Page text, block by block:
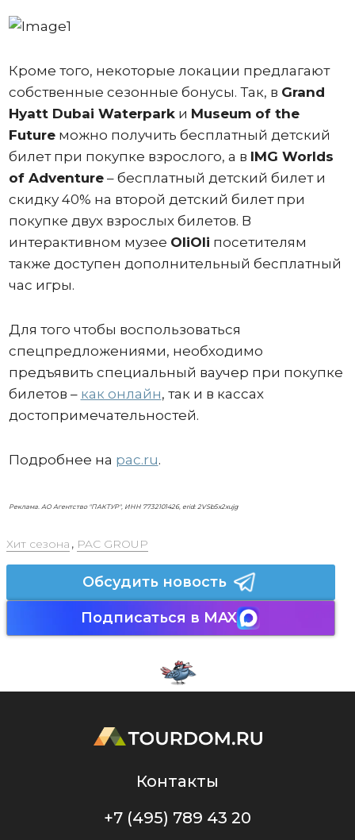
Кроме того, некоторые локации предлагают
собственные сезонные бонусы. Так, в Grand
Hyatt Dubai Waterparkи Museum of the
Futureможно получить бесплатный детский
билет при покупке взрослого, а в IMG Worlds
of Adventure– бесплатный детский билет и
скидку 40% на второй детский билет при
покупке двух взрослых билетов. В
интерактивном музее OliOli посетителям
также доступен дополнительный бесплатный
час игры.
Для того чтобы воспользоваться
спецпредложениями, необходимо
предъявить специальный ваучер при покупке
билетов – как онлайн, так и в кассах
достопримечательностей.
Подробнее на pac.ru.
Реклама. АО Агентство "ПАКТУР", ИНН 7732101426, erid: 2VSb5x2xujg
Хит сезона , PAC GROUP
Обсудить новость
Подписаться в MAX
Контакты
+7 (495) 789 43 20